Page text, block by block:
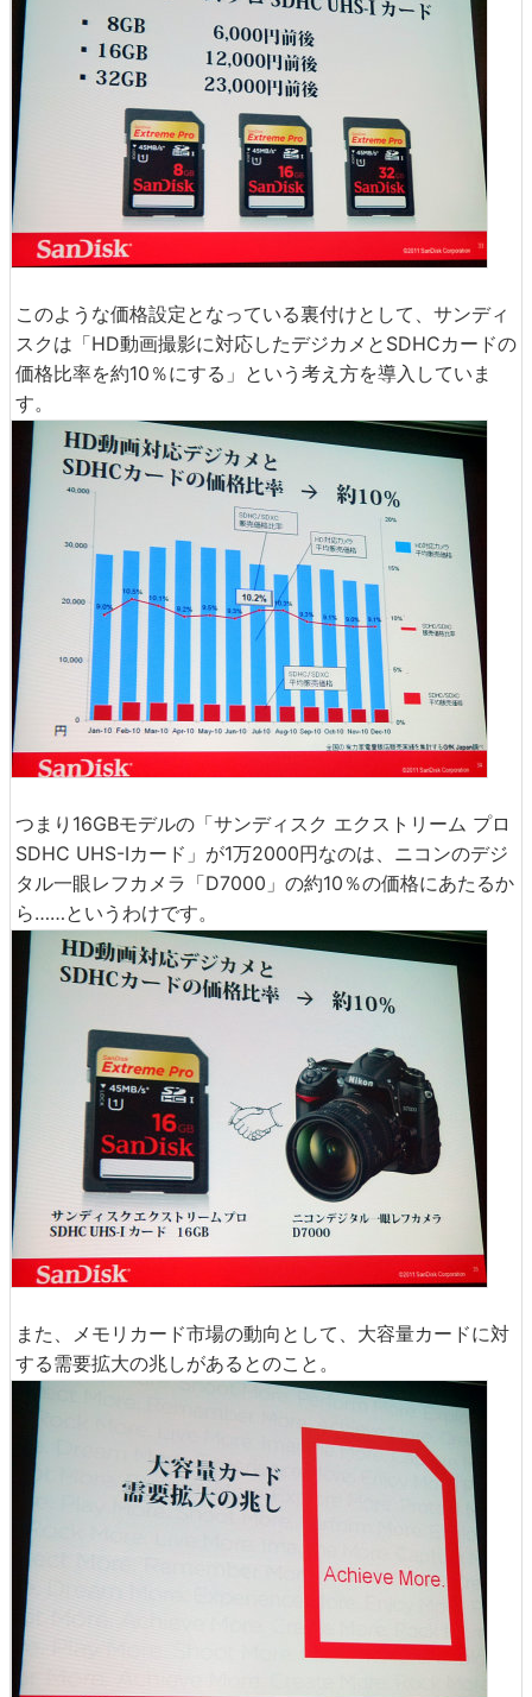
このような価格設定となっている裏付けとして、サンディ
スクは「HD動画撮影に対応したデジカメとSDHCカードの
価格比率を約10％にする」という考え方を導入していま
す。
つまり16GBモデルの「サンディスク エクストリーム プロ
SDHC UHS-Iカード」が1万2000円なのは、ニコンのデジ
タル一眼レフカメラ「D7000」の約10％の価格にあたるか
ら……というわけです。
また、メモリカード市場の動向として、大容量カードに対
する需要拡大の兆しがあるとのこと。